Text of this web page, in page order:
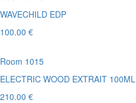
WAVECHILD EDP
100.00 €
Room 1015
ELECTRIC WOOD EXTRAIT 100ML
210.00 €